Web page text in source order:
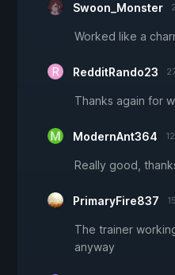
Swoon_Monster
Worked like a
RedditRando23
Thanks again for
ModernAnt364
Really good,
PrimaryFire837
The trainer
anyway